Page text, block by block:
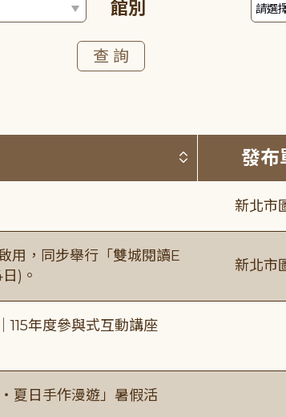
館別
按標題排序
發布
新北市
用，同步舉行「雙城閱讀E
)。
新北市
115年度參與式互動講座
夏日手作漫遊」暑假活